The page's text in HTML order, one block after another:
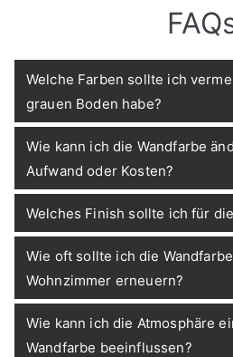
Welche Farben sollte ich
grauen Boden habe?
Wie kann ich die Wandfarbe
Aufwand oder Kosten?
Welches Finish sollte ich für
Wie oft sollte ich die
Wohnzimmer erneuern?
Wie kann ich die Atmosphäre
Wandfarbe beeinflussen?